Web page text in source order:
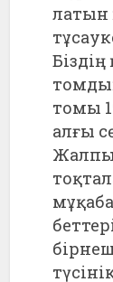
латын
томы
алғы
Жалпы